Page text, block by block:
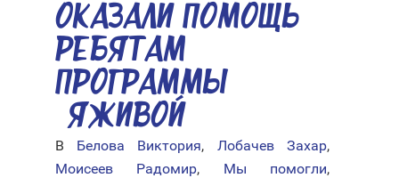
ОКАЗАЛИ ПОМОЩЬ
РЕБЯТАМ
ПРОГРАММЫ
«ЯЖИВОЙ»
В Белова Виктория, Лобачев Захар,
Моисеев Радомир, Мы помогли,